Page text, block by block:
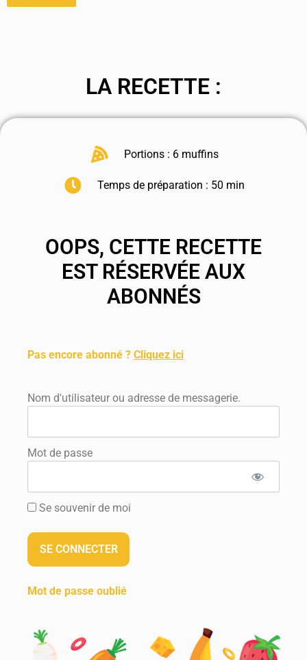
LA RECETTE :
Portions : 6 muffins
Temps de préparation : 50 min
OOPS, CETTE RECETTE
EST RÉSERVÉE AUX
ABONNÉS
Pas encore abonné ? Cliquez ici
Nom d'utilisateur ou adresse de messagerie.
Mot de passe
Se souvenir de moi
Mot de passe oublié